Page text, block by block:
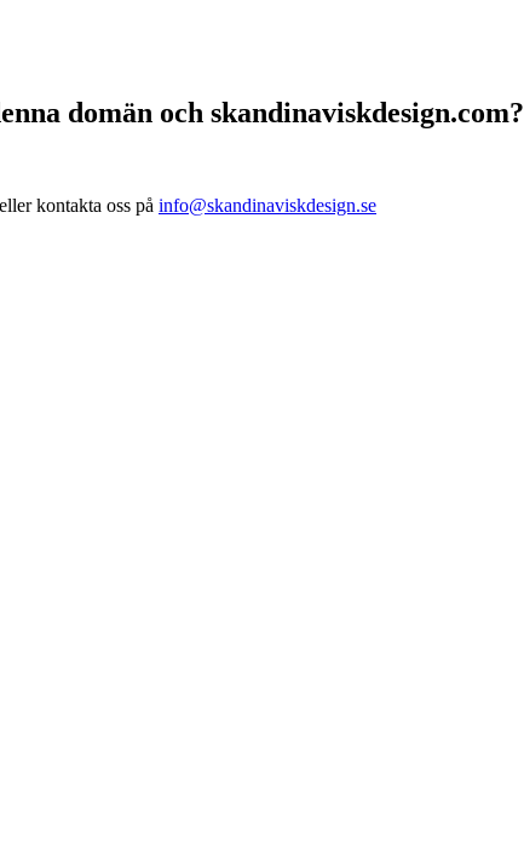
domän och skandinaviskdesign.com?
kontakta oss på info@skandinaviskdesign.se